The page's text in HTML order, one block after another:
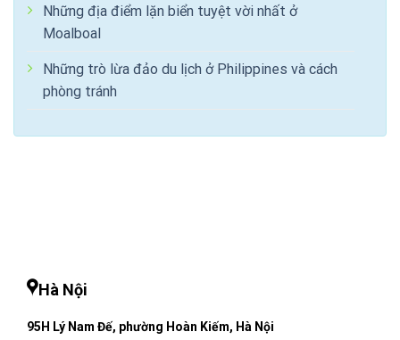
Những địa điểm lặn biển tuyệt vời nhất ở
Moalboal
Những trò lừa đảo du lịch ở Philippines và cách
phòng tránh
Hà Nội
95H Lý Nam Đế, phường Hoàn Kiếm, Hà Nội